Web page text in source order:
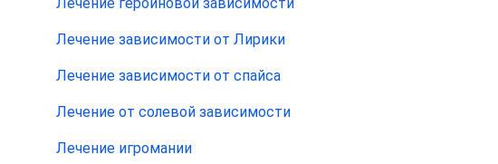
Лечение зависимости от Лирики
Лечение зависимости от спайса
Лечение от солевой зависимости
Лечение игромании